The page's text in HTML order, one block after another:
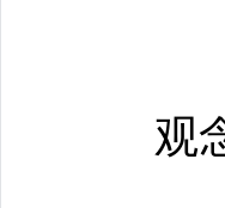
2
观